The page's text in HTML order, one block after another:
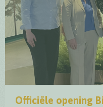
Officiële opening